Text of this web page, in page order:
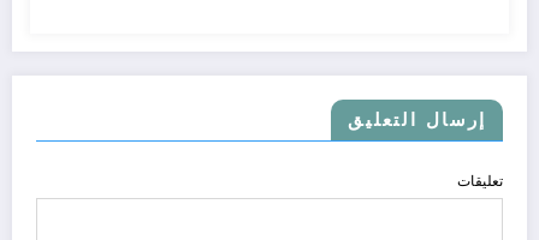
إرسال التعليق
تعليقات